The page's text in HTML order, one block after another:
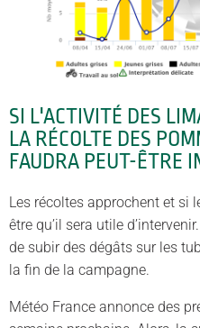
SI L'ACTIVITÉ DES
LA RÉCOLTE DES
FAUDRA PEUT-ÊTRE
Les récoltes approchent et si
être qu’il sera utile
de subir des dégâts sur les
la fin de la campagne.
Météo France annonce des